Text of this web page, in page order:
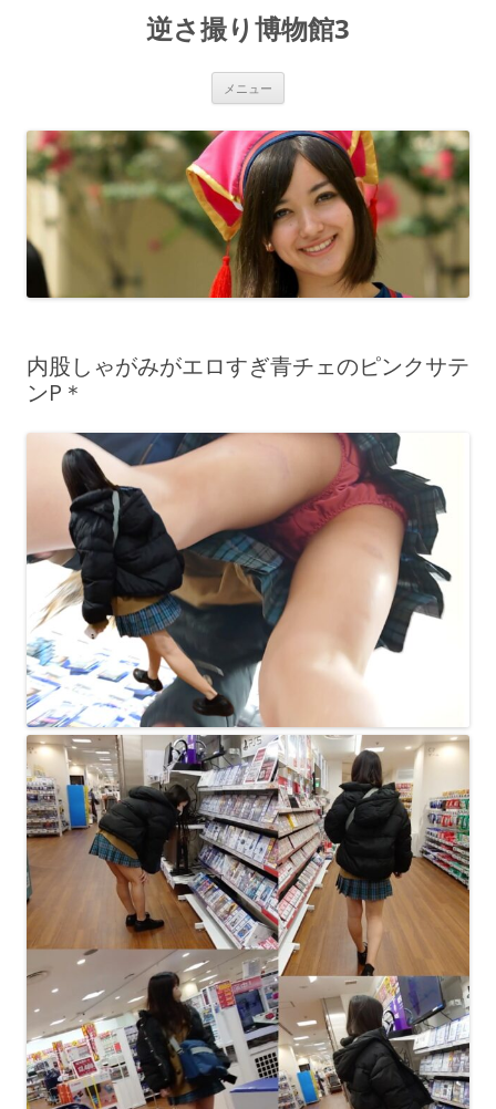
プ
逆さ撮り博物館3
メニュー
内股しゃがみがエロすぎ青チェのピンクサテ
ンP＊